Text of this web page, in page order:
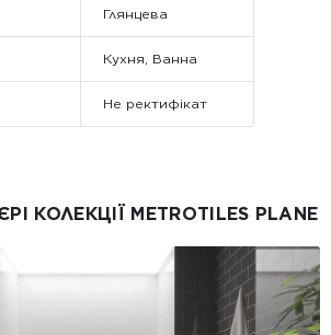
Глянцева
Кухня, Ванна
Не ректифікат
КОЛЕКЦІЇ METROTILES PLANE